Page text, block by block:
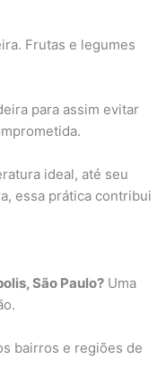
Frutas e legumes
para assim evitar
ideal, até seu
essa prática contribui
São Paulo? Uma
bairros e regiões de